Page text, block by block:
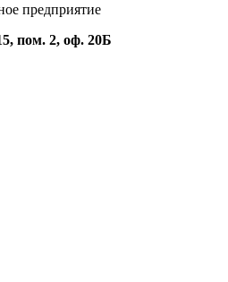
предприятие
пом. 2, оф. 20Б